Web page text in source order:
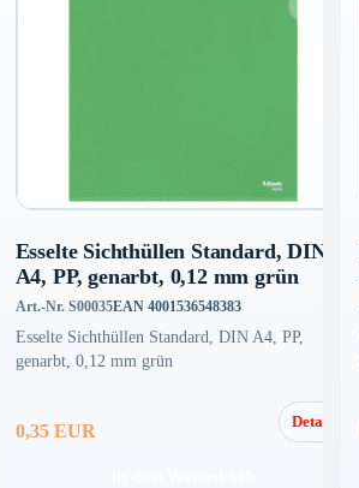
Esselte Sichthüllen Standard, DIN
A4, PP, genarbt, 0,12 mm grün
Art.-Nr. S00035EAN 4001536548383
Esselte Sichthüllen Standard, DIN A4, PP,
genarbt, 0,12 mm grün
0,35 EUR Details